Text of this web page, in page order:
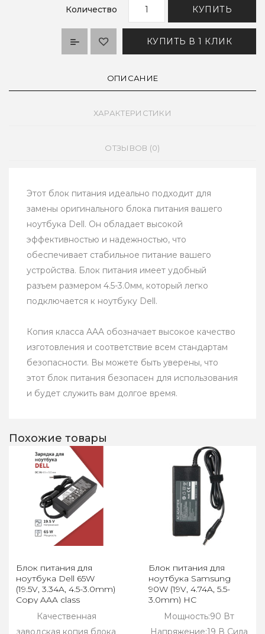
Количество КУПИТЬ
КУПИТЬ В 1 КЛИК
ОПИСАНИЕ
ХАРАКТЕРИСТИКИ
ОТЗЫВОВ (0)
Этот блок питания идеально подходит для
замены оригинального блока питания вашего
ноутбука Dell. Он обладает высокой
эффективностью и надежностью, что
обеспечивает стабильное питание вашего
устройства. Блок питания имеет удобный
разъем размером 4.5-3.0мм, который легко
подключается к ноутбуку Dell.
Копия класса AAA обозначает высокое качество
изготовления и соответствие всем стандартам
безопасности. Вы можете быть уверены, что
этот блок питания безопасен для использования
и будет служить вам долгое время.
Похожие товары
Блок питания для
ноутбука Dell 65W
(19.5V, 3.34A, 4.5-3.0mm)
Copy AAA class
Качественная
заводская копия блока
Блок питания для
ноутбука Samsung
90W (19V, 4.74A, 5.5-
3.0mm) HC
Мощность:90 Вт
Напряжение:19 В Сила